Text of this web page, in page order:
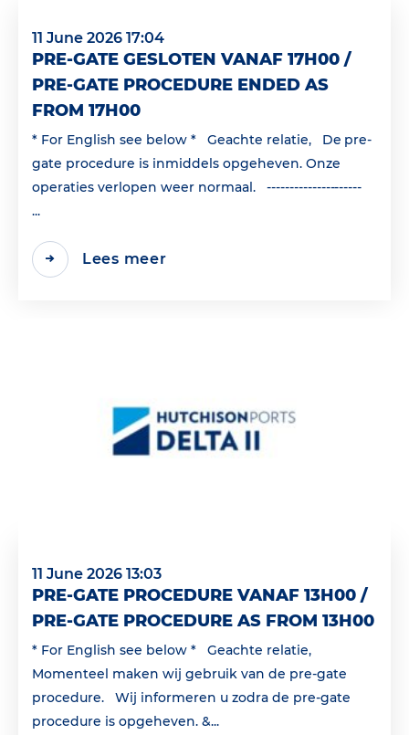
11 June 2026 17:04
PRE-GATE GESLOTEN VANAF 17H00 /
PRE-GATE PROCEDURE ENDED AS
FROM 17H00
* For English see below * Geachte relatie, De pre-
gate procedure is inmiddels opgeheven. Onze
operaties verlopen weer normaal. ---------------------
...
Lees meer
11 June 2026 13:03
PRE-GATE PROCEDURE VANAF 13H00 /
PRE-GATE PROCEDURE AS FROM 13H00
* For English see below * Geachte relatie,
Momenteel maken wij gebruik van de pre-gate
procedure. Wij informeren u zodra de pre-gate
procedure is opgeheven. &...